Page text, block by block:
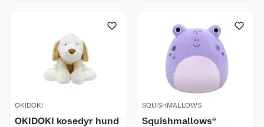
OKIDOKI
OKIDOKI kosedyr hund
SQUISHMALLOWS
Squishmallows®